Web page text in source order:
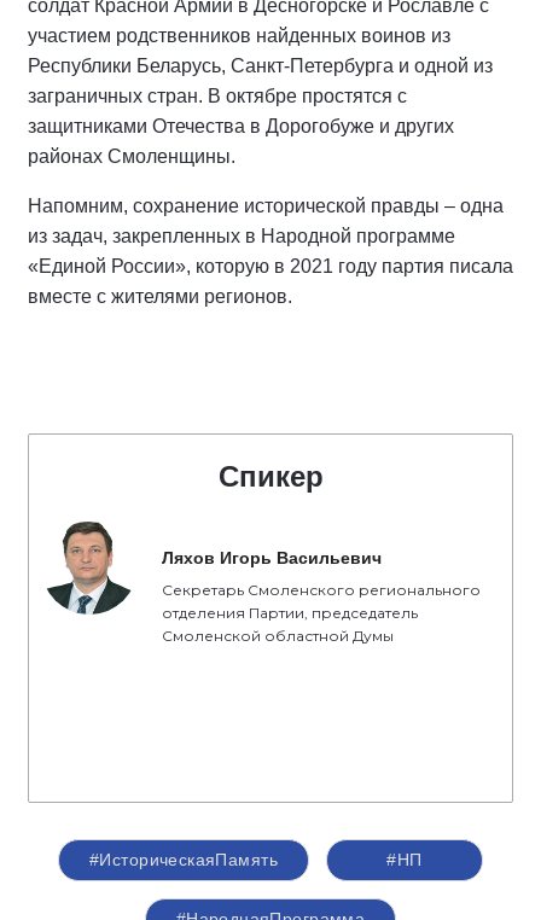
солдат Красной Армии в Десногорске и Рославле с
участием родственников найденных воинов из
Республики Беларусь, Санкт-Петербурга и одной из
заграничных стран. В октябре простятся с
защитниками Отечества в Дорогобуже и других
районах Смоленщины.
Напомним, сохранение исторической правды – одна
из задач, закрепленных в Народной программе
«Единой России», которую в 2021 году партия писала
вместе с жителями регионов.
Спикер
Ляхов Игорь Васильевич
Секретарь Смоленского регионального
отделения Партии, председатель
Смоленской областной Думы
#ИсторическаяПамять #НП